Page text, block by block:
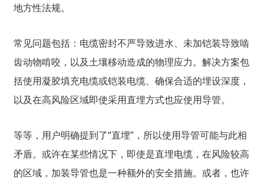
地方性法规。
常见问题包括：电缆密封不严导致进水、未加铠装导致啮
齿动物啃咬，以及土壤移动造成的物理应力。解决方案包
括使用凝胶填充电缆或铠装电缆、确保合适的埋设深度，
以及在高风险区域即使采用直埋方式也应使用导管。
等等，用户明确提到了“直埋”，所以使用导管可能与此相
矛盾。或许在某些情况下，即使是直埋电缆，在风险较高
的区域，加装导管也是一种额外的安全措施。或者，也许